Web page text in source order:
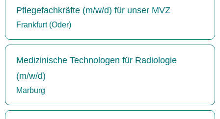
Pflegefachkräfte (m/w/d) für unser MVZ
Frankfurt (Oder)
Medizinische Technologen für Radiologie
(m/w/d)
Marburg